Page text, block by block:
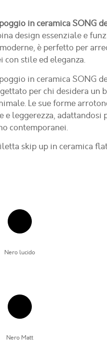
in ceramica SONG
design essenziale e
è perfetto per
con stile ed eleganza.
in ceramica SONG
per chi desidera un
. Le sueforme
e leggerezza, adattandosi
contemporanei.
skip up in ceramica
Nero lucido
Nero Matt